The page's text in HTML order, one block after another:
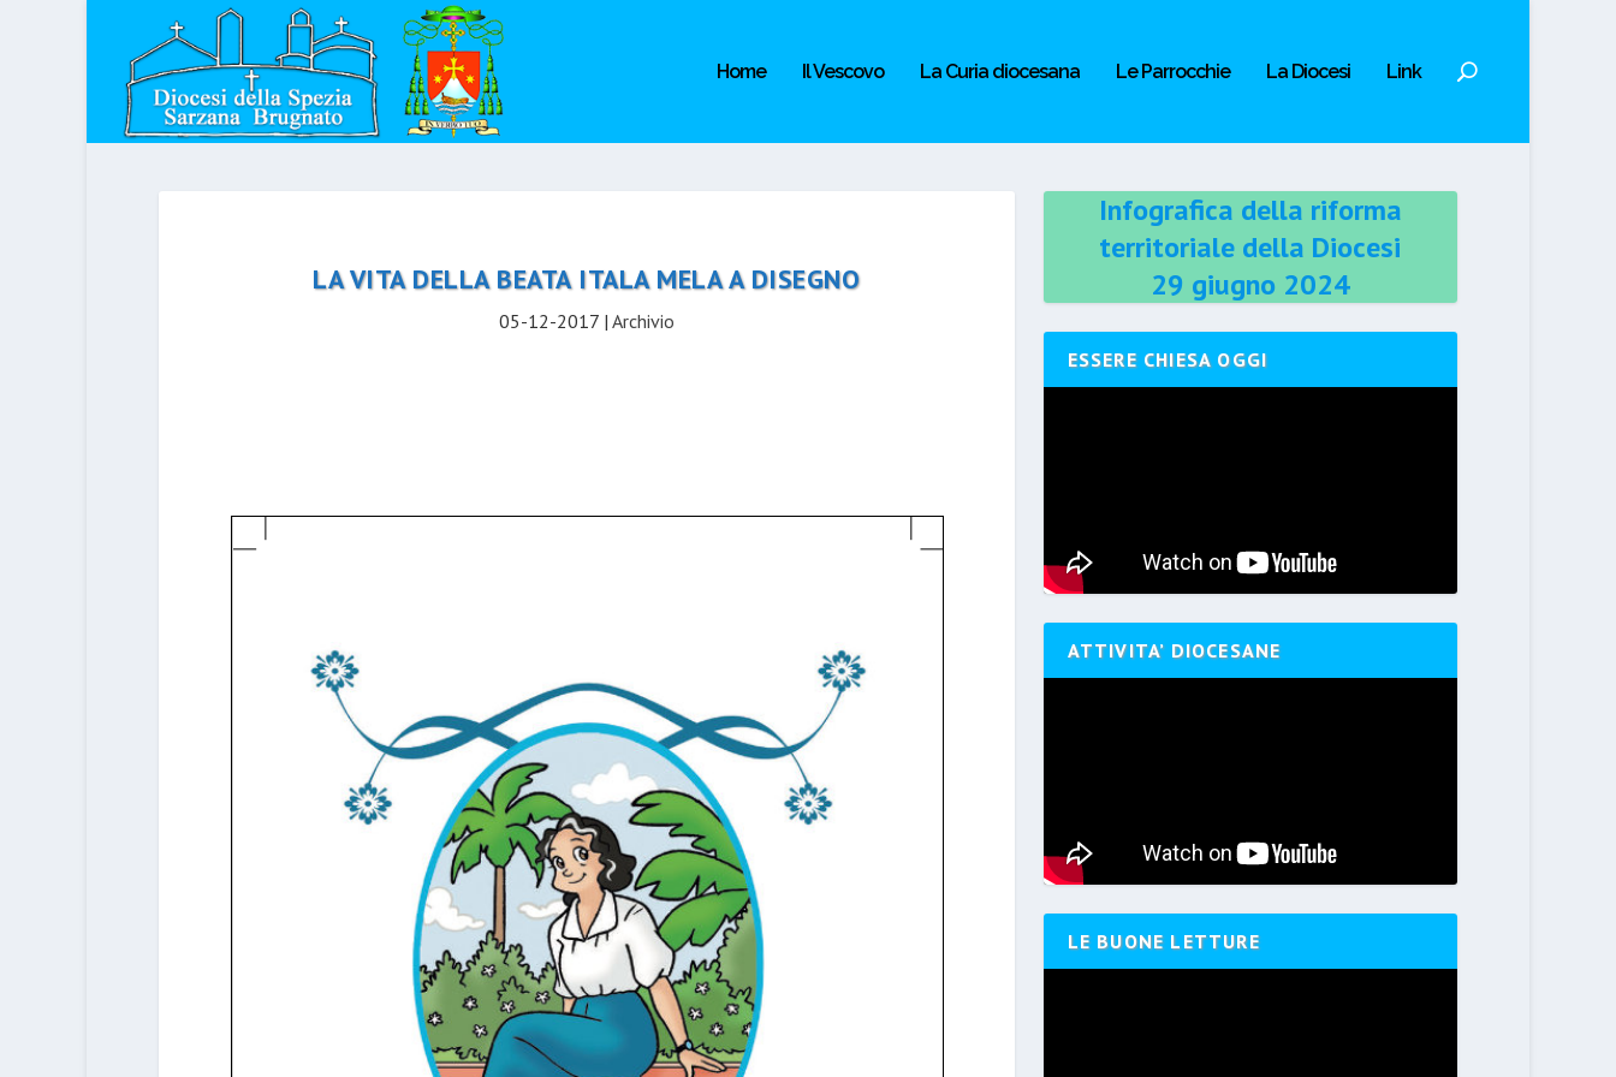
Home Il Vescovo La Curia diocesana Le Parrocchie La Diocesi Link
LA VITA DELLA BEATA ITALA MELA A DISEGNO
05-12-2017| Archivio
Infografica della riforma
territoriale della Diocesi
29 giugno 2024
ESSERE CHIESA OGGI
ATTIVITA’ DIOCESANE
LE BUONE LETTURE